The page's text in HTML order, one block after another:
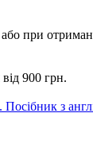
при
900 грн.
з